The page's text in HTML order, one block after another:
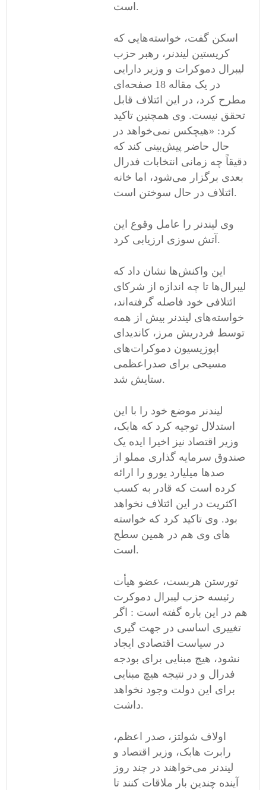
است.
اسکن گفت، خواسته‌هایی که
کریستین لیندنر، رهبر حزب
لیبرال دموکرات و وزیر دارایی
در یک مقاله 18 صفحه‌ای
مطرح کرد، در این ائتلاف قابل
تحقق نیست. وی همچنین تاکید
کرد: «هیچکس نمی‌خواهد در
حال حاضر پیش‌بینی کند که
دقیقاً چه زمانی انتخابات فدرال
بعدی برگزار می‌شود، اما خانه
ائتلاف در حال سوختن است.
وی لیندنر را عامل وقوع این
آتش سوزی ارزیابی کرد.
این واکنش‌ها نشان داد که
لیبرال‌ها تا چه اندازه از شرکای
ائتلافی خود فاصله گرفته‌اند،
خواسته‌های لیندنر بیش از همه
توسط فردریش مرز، کاندیدای
اپوزیسیون دموکرات‌های
مسیحی برای صدراعظمی
ستایش شد.
لیندنر موضع خود را با این
استدلال توجیه کرد که هابک،
وزیر اقتصاد نیز اخیرا ایده یک
صندوق سرمایه گذاری مملو از
صدها میلیارد یورو را ارائه
کرده است که قادر به کسب
اکثریت در این ائتلاف نخواهد
بود. وی تاکید کرد که خواسته
های وی هم در همین سطح
است.
تورستن هربست، عضو هیأت
رئیسه حزب لیبرال دموکرت
هم در این باره گفته است : اگر
تغییری اساسی در جهت گیری
در سیاست اقتصادی ایجاد
نشود، هیچ مبنایی برای بودجه
فدرال و در نتیجه هیچ مبنایی
برای این دولت وجود نخواهد
داشت.
اولاف شولتز، صدر اعظم،
رابرت هابک، وزیر اقتصاد و
لیندنر می‌خواهند در چند روز
آینده چندین بار ملاقات کنند تا